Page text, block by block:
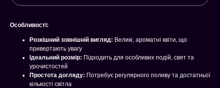
Особливості:
Розкішний зовнішній вигляд: Великі, ароматні квіти, що
привертають увагу
Ідеальний розмір: Підходить для особливих подій, свят та
урочистостей
Простота догляду: Потребує регулярного поливу та достатньої
кількості світла